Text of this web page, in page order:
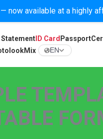
now available at a highly
Statement ID Card Passport
Mix EN